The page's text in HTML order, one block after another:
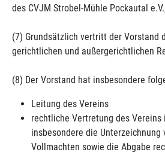
des CVJM Strobel-Mühle Pockautal
(7) Grundsätzlich vertritt der Vorstand
gerichtlichen und außergerichtlichen
(8) Der Vorstand hat insbesondere
Leitung des Vereins
rechtliche Vertretung des Vereins
insbesondere die Unterzeichnung
Vollmachten sowie die Abgabe